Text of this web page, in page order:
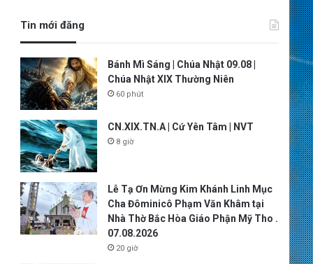
Tin mới đăng
Bánh Mì Sáng | Chúa Nhật 09.08 |
Chúa Nhật XIX Thường Niên
60 phút
CN.XIX.TN.A | Cứ Yên Tâm | NVT
8 giờ
Lễ Tạ Ơn Mừng Kim Khánh Linh Mục
Cha Đôminicô Phạm Văn Khâm tại
Nhà Thờ Bắc Hòa Giáo Phận Mỹ Tho .
07.08.2026
20 giờ